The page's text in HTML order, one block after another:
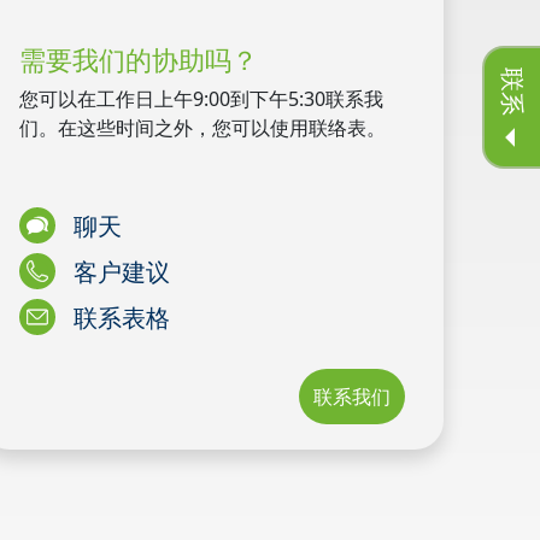
联系
需要我们的协助吗？
您可以在工作日上午9:00到下午5:30联系我
们。在这些时间之外，您可以使用联络表。
聊天
客户建议
联系表格
联系我们